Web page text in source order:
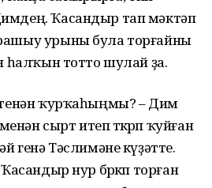
Ҡасандыр тап мәктәп
урыны була торғайны
һалҡын тотто шулай ҙа.
ҡурҡаһыңмы? – Дим
сырт итеп төкөрөп ҡуйған
генә Тәслимәне күҙәтте.
нур бөркөп торған